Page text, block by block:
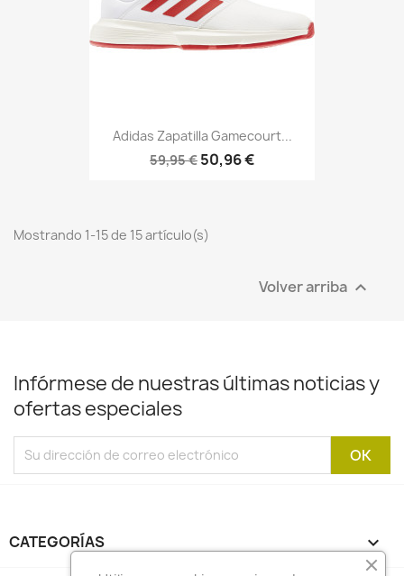
Adidas Zapatilla Gamecourt...
59,95 € 50,96 €
Mostrando 1-15 de 15 artículo(s)
Volver arriba 
Infórmese de nuestras últimas noticias y
ofertas especiales
CATEGORÍAS 